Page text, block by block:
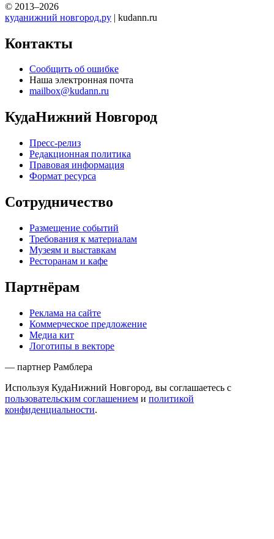
© 2013–2026
куданижний новгород.ру | kudann.ru
Контакты
Сообщить об ошибке
Наша электронная почта
mailbox@kudann.ru
КудаНижний Новгород
Пресс-релиз
Редакционная политика
Правовая информация
Формат ресурса
Сотрудничество
Размещение событий
Требования к материалам
Музеям и выставкам
Ресторанам и кафе
Партнёрам
Реклама на сайте
Коммерческое предложение
Медиа кит
Логотипы в векторе
— партнер Рамблера
Используя КудаНижний Новгород, вы соглашаетесь с
пользовательским соглашением и политикой
конфиденциальности.